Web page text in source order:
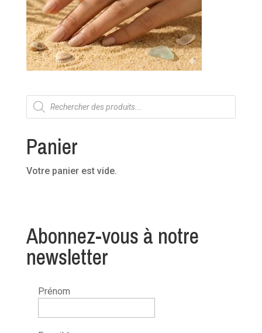
Recherche
de
produits
Panier
Votre panier est vide.
Abonnez-vous à notre
newsletter
Prénom